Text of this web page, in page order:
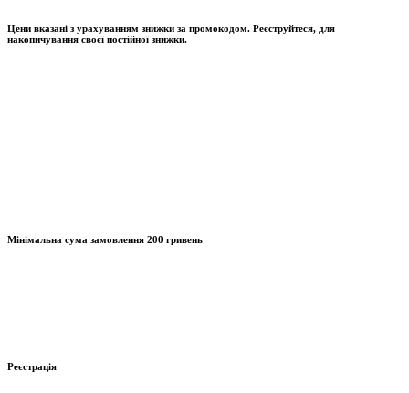
Цени вказані з урахуванням знижки за промокодом. Реєструйтеся, для
накопичування своєї постійної знижки.
Мінімальна сума замовлення 200 гривень
Реєстрація